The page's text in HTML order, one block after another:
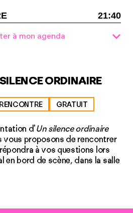
21:40
à mon agenda
ORDINAIRE
RENCONTRE GRATUIT
d'Un silence ordinaire
vous proposons de rencontrer
à vos questions lors
en bord de scène, dans la salle